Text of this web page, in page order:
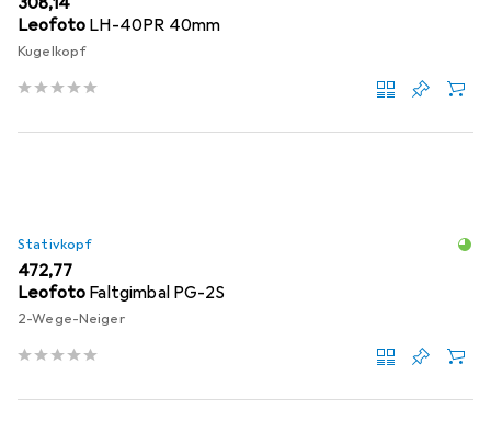
Leofoto LH-40PR 40mm
Kugelkopf
Stativkopf
EUR
472,77
Leofoto Faltgimbal PG-2S
2-Wege-Neiger